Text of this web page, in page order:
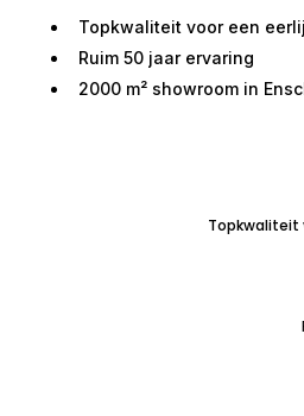
Topkwaliteit voor een
Ruim 50 jaar ervaring
2000 m² showroom in
Topkwaliteit